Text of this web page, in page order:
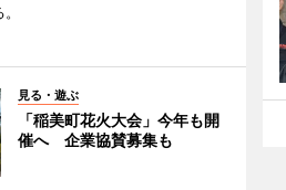
見る・遊ぶ
「稲美町花火大会」今年も開
催へ 企業協賛募集も